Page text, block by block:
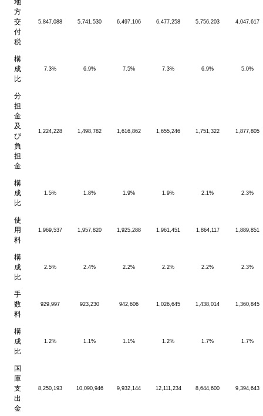
方
交
付
税
5,847,088 5,741,530 6,497,106 6,477,258 5,756,203 4,047,617
構
成
比
7.3% 6.9% 7.5% 7.3% 6.9% 5.0%
分
担
金
及
び
負
担
金
1,224,228 1,498,782 1,616,862 1,655,246 1,751,322 1,877,805
構
成
比
1.5% 1.8% 1.9% 1.9% 2.1% 2.3%
使
用
料
1,969,537 1,957,820 1,925,288 1,961,451 1,864,117 1,889,851
構
成
比
2.5% 2.4% 2.2% 2.2% 2.2% 2.3%
手
数
料
929,997 923,230 942,606 1,026,645 1,438,014 1,360,845
構
成
比
1.2% 1.1% 1.1% 1.2% 1.7% 1.7%
国
庫
支
出
金
8,250,193 10,090,946 9,932,144 12,111,234 8,644,600 9,394,643